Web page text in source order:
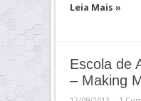
Leia Mais »
Escola de
– Making